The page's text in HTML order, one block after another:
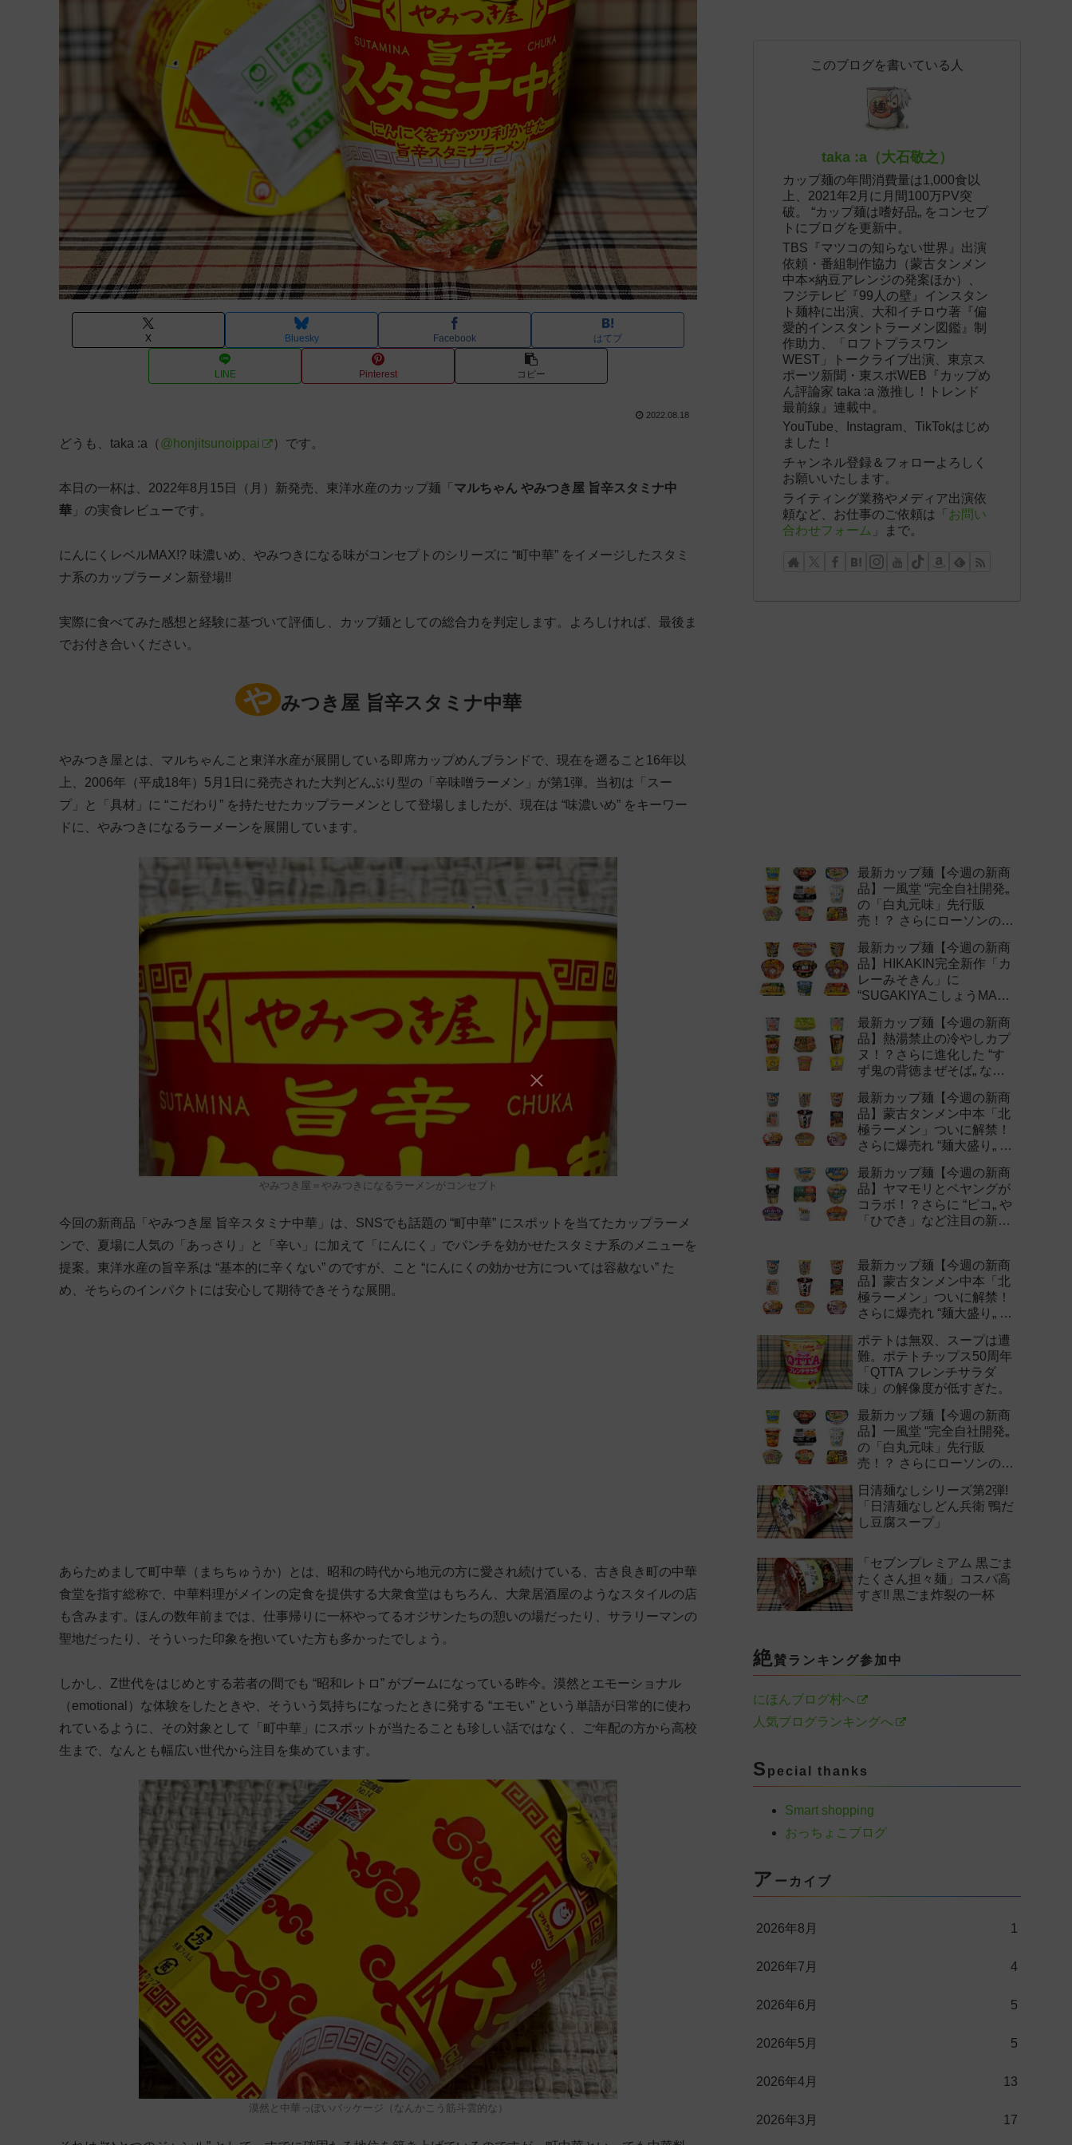
X Bluesky Facebook はてブ
LINE Pinterest コピー
2022.08.18
どうも、taka :a（ @honjitsunoippai ）です。
本日の一杯は、2022年8月15日（月）新発売、東洋水産のカップ麺「 マルちゃん やみつき屋 旨辛スタミナ中
華 」の実食レビューです。
にんにくレベルMAX!? 味濃いめ、やみつきになる味がコンセプトのシリーズに “町中華” をイメージしたスタミ
ナ系のカップラーメン新登場!!
実際に食べてみた感想と経験に基づいて評価し、カップ麺としての総合力を判定します。よろしければ、最後ま
でお付き合いください。
や みつき屋 旨辛スタミナ中華
やみつき屋とは、マルちゃんこと東洋水産が展開している即席カップめんブランドで、現在を遡ること16年以
上、2006年（平成18年）5月1日に発売された大判どんぶり型の「辛味噌ラーメン」が第1弾。当初は「スー
プ」と「具材」に “こだわり” を持たせたカップラーメンとして登場しましたが、現在は “味濃いめ” をキーワー
ドに、やみつきになるラーメーンを展開しています。
やみつき屋＝やみつきになるラーメンがコンセプト
今回の新商品「やみつき屋 旨辛スタミナ中華」は、SNSでも話題の “町中華” にスポットを当てたカップラーメ
ンで、夏場に人気の「あっさり」と「辛い」に加えて「にんにく」でパンチを効かせたスタミナ系のメニューを
提案。東洋水産の旨辛系は “基本的に辛くない” のですが、こと “にんにくの効かせ方については容赦ない” た
め、そちらのインパクトには安心して期待できそうな展開。
あらためまして町中華（まちちゅうか）とは、昭和の時代から地元の方に愛され続けている、古き良き町の中華
食堂を指す総称で、中華料理がメインの定食を提供する大衆食堂はもちろん、大衆居酒屋のようなスタイルの店
も含みます。ほんの数年前までは、仕事帰りに一杯やってるオジサンたちの憩いの場だったり、サラリーマンの
聖地だったり、そういった印象を抱いていた方も多かったでしょう。
しかし、Z世代をはじめとする若者の間でも “昭和レトロ” がブームになっている昨今。漠然とエモーショナル
（emotional）な体験をしたときや、そういう気持ちになったときに発する “エモい” という単語が日常的に使わ
れているように、その対象として「町中華」にスポットが当たることも珍しい話ではなく、ご年配の方から高校
生まで、なんとも幅広い世代から注目を集めています。
漠然と中華っぽいパッケージ（なんかこう筋斗雲的な）
このブログを書いている人
taka :a（大石敬之）
カップ麺の年間消費量は1,000食以
上、2021年2月に月間100万PV突
破。 “カップ麺は嗜好品„ をコンセプ
トにブログを更新中。
TBS『マツコの知らない世界』出演
依頼・番組制作協力（蒙古タンメン
中本×納豆アレンジの発案ほか）、
フジテレビ『99人の壁』インスタン
ト麺枠に出演、大和イチロウ著『偏
愛的インスタントラーメン図鑑』制
作助力、「ロフトプラスワン
WEST」トークライブ出演、東京ス
ポーツ新聞・東スポWEB『カップめ
ん評論家 taka :a 激推し！トレンド
最前線』連載中。
YouTube、Instagram、TikTokはじめ
ました！
チャンネル登録＆フォローよろしく
お願いいたします。
ライティング業務やメディア出演依
頼など、お仕事のご依頼は「 お問い
合わせフォーム 」まで。
最新カップ麺【今週の新商
品】一風堂 “完全自社開発„
の「白丸元味」先行販
売！？ さらにローソンの激
新作まとめ！
最新カップ麺【今週の新商
品】HIKAKIN完全新作「カ
レーみそきん」に
“SUGAKIYAこしょうMAX„
最新カップ麺【今週の新商
品】熱湯禁止の冷やしカプ
ヌ！？さらに進化した “す
ず鬼の背徳まぜそば„ など
最新カップ麺【今週の新商
品】蒙古タンメン中本「北
極ラーメン」ついに解禁！
さらに爆売れ “麺大盛り„ シ
作まとめ！
最新カップ麺【今週の新商
品】ヤマモリとペヤングが
コラボ！？さらに “ピコ„ や
「ひでき」など注目の新作
最新カップ麺【今週の新商
品】蒙古タンメン中本「北
極ラーメン」ついに解禁！
さらに爆売れ “麺大盛り„ シ
作まとめ！
ポテトは無双、スープは遭
難。ポテトチップス50周年
「QTTA フレンチサラダ
味」の解像度が低すぎた。
最新カップ麺【今週の新商
品】一風堂 “完全自社開発„
の「白丸元味」先行販
売！？ さらにローソンの激
新作まとめ！
日清麺なしシリーズ第2弾!
「日清麺なしどん兵衛 鴨だ
し豆腐スープ」
「セブンプレミアム 黒ごま
たくさん担々麺」コスパ高
すぎ!! 黒ごま炸裂の一杯
絶賛ランキング参加中
にほんブログ村へ
人気ブログランキングへ
S pecial thanks
Smart shopping
おっちょこブログ
ア ーカイブ
2026年8月 1
2026年7月 4
2026年6月 5
2026年5月 5
2026年4月 13
2026年3月 17